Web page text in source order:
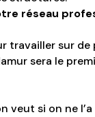
réseau
travailler sur
sera le
si on ne l’a